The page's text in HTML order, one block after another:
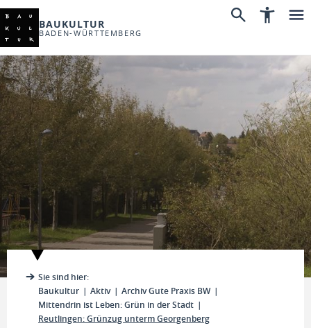
BAUKULTUR
BADEN-WÜRTTEMBERG
Sie sind hier:
Baukultur
Aktiv
Archiv Gute Praxis BW
Mittendrin ist Leben: Grün in der Stadt
Reutlingen: Grünzug unterm Georgenberg